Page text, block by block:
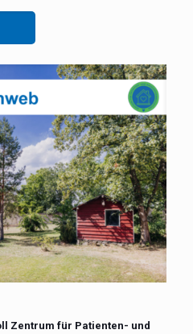
Zentrum für Patienten- und